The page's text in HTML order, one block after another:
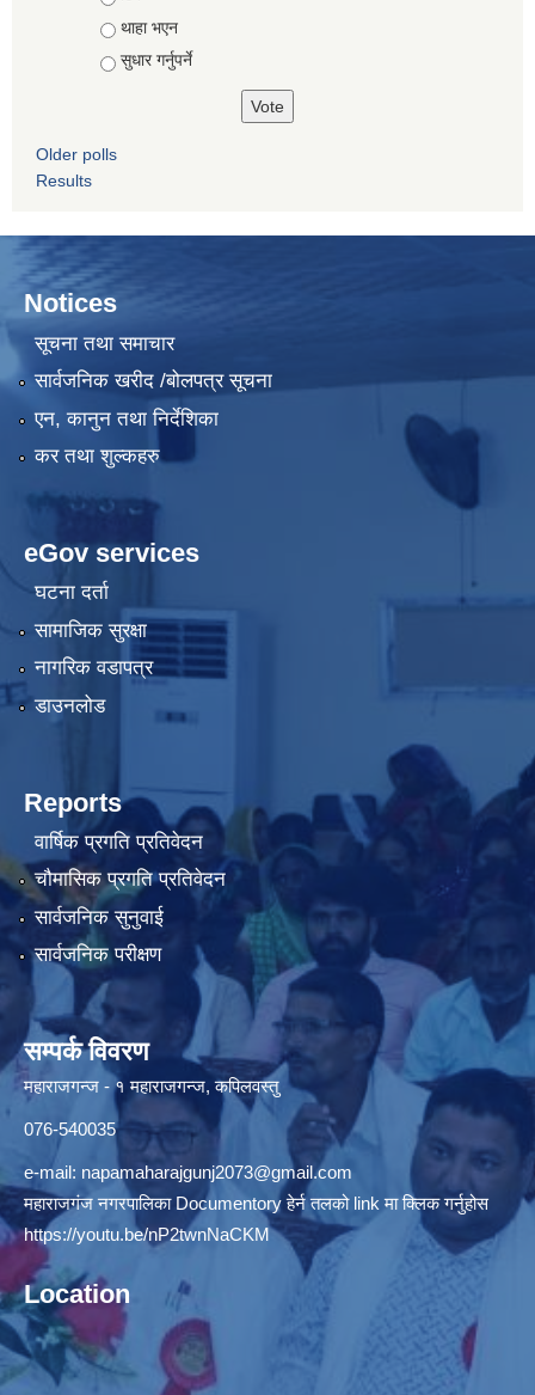
थाहा भएन
सुधार गर्नुपर्ने
Older polls
Results
Notices
सूचना तथा समाचार
सार्वजनिक खरीद /बोलपत्र सूचना
एन, कानुन तथा निर्देशिका
कर तथा शुल्कहरु
eGov services
घटना दर्ता
सामाजिक सुरक्षा
नागरिक वडापत्र
डाउनलोड
Reports
वार्षिक प्रगति प्रतिवेदन
चौमासिक प्रगति प्रतिवेदन
सार्वजनिक सुनुवाई
सार्वजनिक परीक्षण
सम्पर्क विवरण
महाराजगन्ज - १ महाराजगन्ज, कपिलवस्तु
076-540035
e-mail: napamaharajgunj2073@gmail.com
महाराजगंज नगरपालिका Documentory हेर्न तलको link मा क्लिक गर्नुहोस
https://youtu.be/nP2twnNaCKM
Location